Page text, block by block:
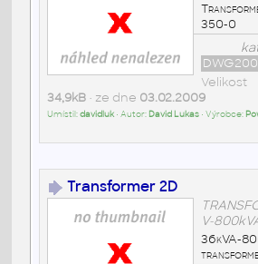
350-0
Velikost
34,9kB• ze dne 03.02.2009
Umístil:davidluk• Autor: David Lukas• Výrobce:
Transformer 2D
V-
36kVA-